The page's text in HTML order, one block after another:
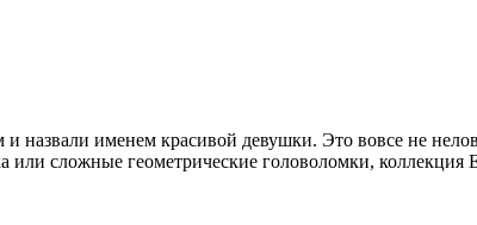
назвали именем красивой девушки. Это вовсе не
сложные геометрические головоломки, коллекция